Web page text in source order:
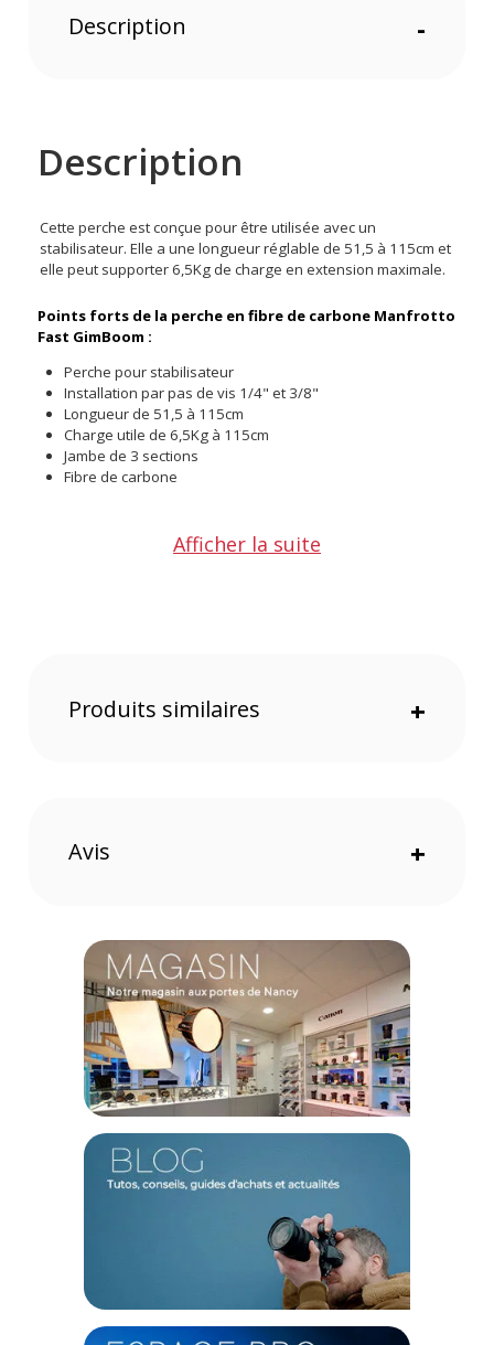
Description -
Description
Cette perche est conçue pour être utilisée avec un
stabilisateur. Elle a une longueur réglable de 51,5 à 115cm et
elle peut supporter 6,5Kg de charge en extension maximale.
Points forts de la perche en fibre de carbone Manfrotto
Fast GimBoom :
Perche pour stabilisateur
Installation par pas de vis 1/4" et 3/8"
Longueur de 51,5 à 115cm
Charge utile de 6,5Kg à 115cm
Jambe de 3 sections
Fibre de carbone
Installation de l'équipement
Cette perche vous aide à atteindre des zones difficiles
tout moment.
Caractéristiques de la perche en fibre de carbone
Manfrotto Fast GimBoom :
TECHNIQUE
Nombre de sections : 3
Longueur : 51,5 à 115cm
Charge utile : 6,5Kg
Installation de l'équipement : Pas de vis 1/4 pouce ; Pas de
vis 3/8 pouce
Verrouillage des sections : Blocage rotatif
Température de fonctionnement : -30 à 60 degrés
Poids : 0,8Kg
Coloris : Noir ; Rouge
Afficher la suite
Produits similaires +
Avis +